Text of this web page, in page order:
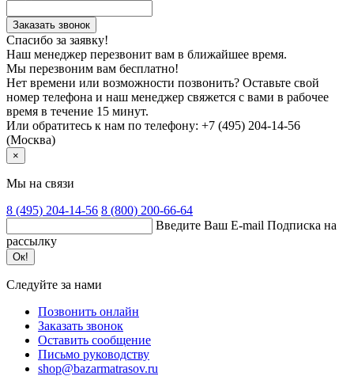
Заказать звонок
Спасибо за заявку!
Наш менеджер перезвонит вам в ближайшее время.
Мы перезвоним вам бесплатно!
Нет времени или возможности позвонить? Оставьте свой
номер телефона и наш менеджер свяжется с вами в рабочее
время в течение 15 минут.
Или обратитесь к нам по телефону: +7 (495) 204-14-56
(Москва)
×
Мы на связи
8 (495) 204-14-56 8 (800) 200-66-64
Введите Ваш E-mail Подписка на
рассылку
Ок!
Следуйте за нами
Позвонить онлайн
Заказать звонок
Оставить сообщение
Письмо руководству
shop@bazarmatrasov.ru